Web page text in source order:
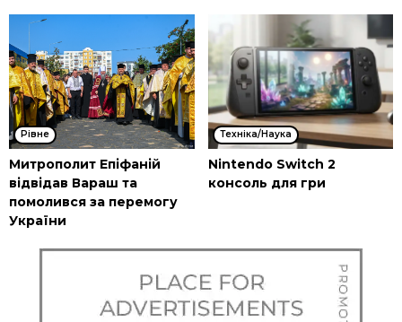
Рівне
Митрополит Епіфаній
відвідав Вараш та
помолився за перемогу
України
Техніка/Наука
Nintendo Switch 2
консоль для гри